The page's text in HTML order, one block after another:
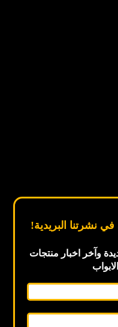
نشرتنا البريدية!
وآخر اخبار منتجات